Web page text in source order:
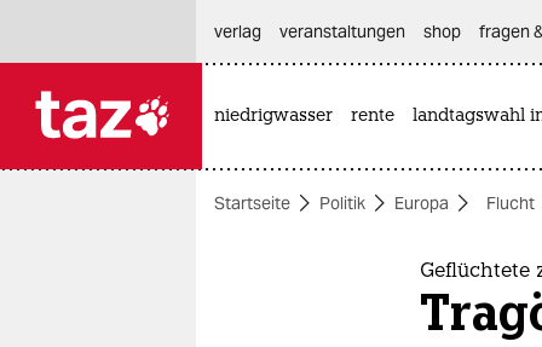
themen
verlag
veranstaltungen shop fragen
niedrigwasser rente landtagswahl
Startseite Politik Europa Flucht
Geflüchtete